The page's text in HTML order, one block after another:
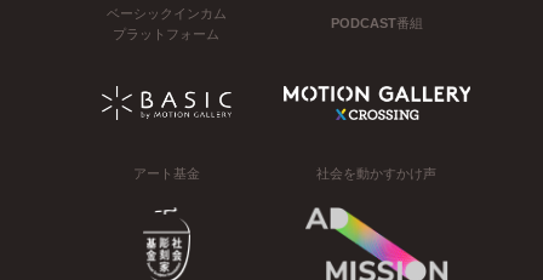
ベーシックインカム
プラットフォーム
PODCAST番組
アート基金 社会を動かすかけ声